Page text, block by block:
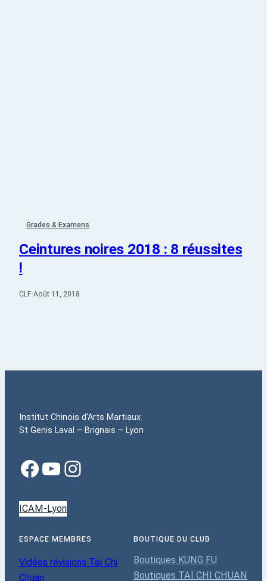
Grades & Examens
Ceintures noires 2018 : 8 réussites
!
CLF·Août 11, 2018
Institut Chinois d’Arts Martiaux
St Genis Laval – Brignais – Lyon
ICAM-Lyon
ESPACE MEMBRES
Vidéos révisions Taï Chi
Chuan
BOUTIQUE DU CLUB
Boutiques KUNG FU
Boutiques TAÏ CHI CHUAN